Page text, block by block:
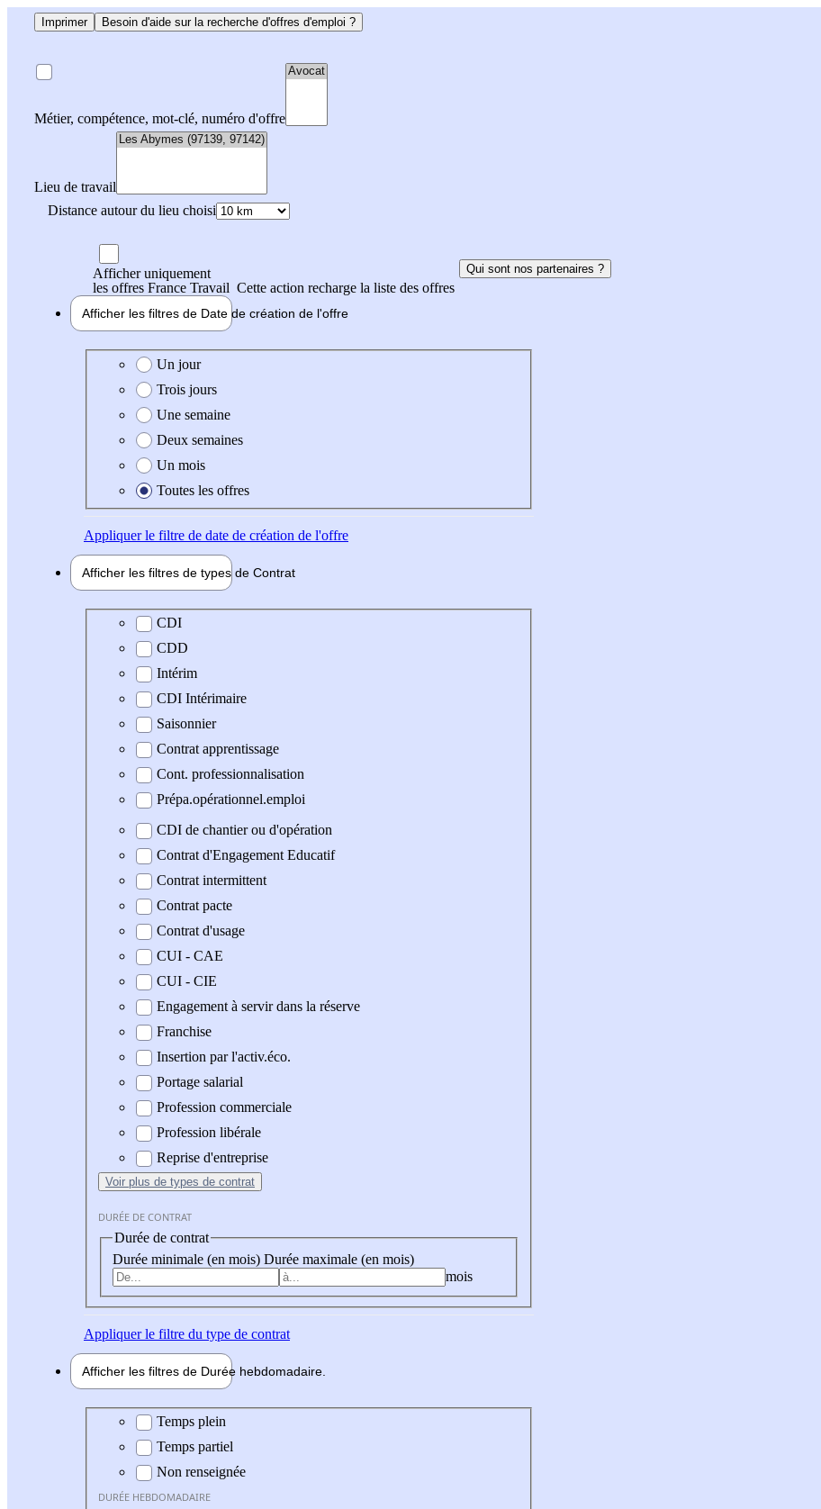
Imprimer Besoin d'aide sur la recherche d'offres d'emploi ?
Métier, compétence, mot-clé, numéro d'offre
Lieu de travail
Distance autour du lieu choisi
Afficher uniquement
les offres France Travail Cette action recharge la liste des offres
Qui sont nos partenaires ?
Afficher les filtres de Date de création de l'offre
Date de création de l'offre
Un jour
Trois jours
Une semaine
Deux semaines
Un mois
Toutes les offres
Appliquerle filtre de date de création de l'offre
Afficher les filtres de types de Contrat
Type de contrat
CDI
CDD
Intérim
CDI Intérimaire
Saisonnier
Contrat apprentissage
Cont. professionnalisation
Prépa.opérationnel.emploi
CDI de chantier ou d'opération
Contrat d'Engagement Educatif
Contrat intermittent
Contrat pacte
Contrat d'usage
CUI - CAE
CUI - CIE
Engagement à servir dans la réserve
Franchise
Insertion par l'activ.éco.
Portage salarial
Profession commerciale
Profession libérale
Reprise d'entreprise
Voir plus de types de contrat
DURÉE DE CONTRAT
Durée de contrat
Durée minimale (en mois) Durée maximale (en mois)
mois
Appliquerle filtre du type de contrat
Afficher les filtres de Durée hebdomadaire
Durée hebdomadaire
Temps plein
Temps partiel
Non renseignée
DURÉE HEBDOMADAIRE